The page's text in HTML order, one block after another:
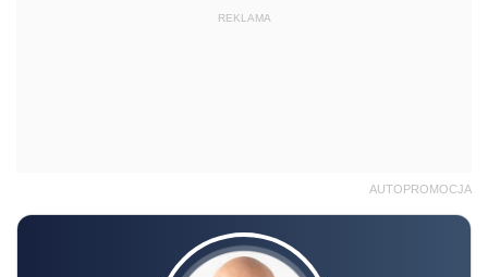
REKLAMA
AUTOPROMOCJA